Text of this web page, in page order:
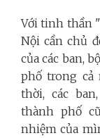
Với tinh thần
Nội cần chủ
của các ban,
phố trong cả
thời, các
thành phố
nhiệm của